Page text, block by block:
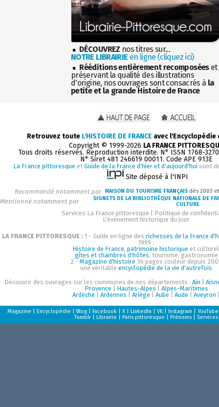
DÉCOUVREZ nos titres sur...
NOTRE LIBRAIRIE en ligne (cliquez ici)
Rééditions entièrement recomposéeset
préservant la qualité des illustrations
d'origine, nos ouvrages sont consacrés à la
petite et la grande Histoire de France
Retrouvez toute L'HISTOIRE DE FRANCE avec
Copyright © 1999-2026 LA FRANCE
Tous droits réservés. Reproduction interdite. N° ISSN 1768-
N° Siret 481 246619 00011. Code APE 913E
La France pittoresque et Guide de la France d'hier et d'aujourd'hui sont
Site déposé à l'INPI
Recommandé notamment par MAISON DU TOURISME FRANÇAIS dès 2003
Mentionné notamment par
SIGNETS DE LA BIBLIOTHÈQUE NATIONALE DE
CULTURE
Services La France pittoresque
Politique de
L'événement historique du jour
LA FRANCE PITTORESQUE : 1 - Guide en ligne des richesses de la France
1999 :
Histoire de France, patrimoine historique et
gîtes et chambres d'hôtes, tourisme, gastronomie
2 - Magazine d'histoire 36 pages couleur depuis
une véritableencyclopédie de la vie d'autrefois
Découvrir des ouvrages sur les communes de nos départements :Ain |
Provence
Hautes-Alpes
Alpes-Maritimes
Ardèche |Ardennes |Ariège |Aube |Aude |Aveyron
Magazine |Encyclopédie |Blog |Facebook |X |LinkedIn |VK |Instagram |YouTube
Tumblr |Librairie |Paris pittoresque |Prénoms Services